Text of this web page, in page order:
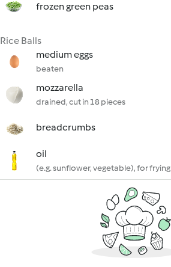
frozen green peas
Rice Balls
medium eggs
beaten
mozzarella
drained, cut in 18 pieces
breadcrumbs
oil
(e.g. sunflower, vegetable), for frying